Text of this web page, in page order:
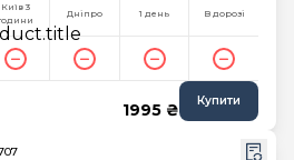
Київ 3
Дніпро 1 день В дорозі
1995 ₴ Купити